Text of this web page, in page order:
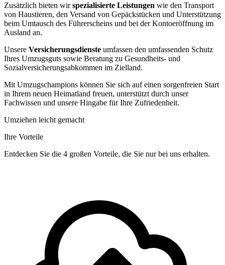
Zusätzlich bieten wirspezialisierte Leistungen wie den Transport
von Haustieren, den Versand von Gepäckstücken und Unterstützung
beim Umtausch des Führerscheins und bei der Kontoeröffnung im
Ausland an.
Unsere Versicherungsdienste umfassen den umfassenden Schutz
Ihres Umzugsguts sowie Beratung zu Gesundheits- und
Sozialversicherungsabkommen im Zielland.
Mit Umzugschampions können Sie sich auf einen sorgenfreien Start
in Ihrem neuen Heimatland freuen, unterstützt durch unser
Fachwissen und unsere Hingabe für Ihre Zufriedenheit.
Umziehen leicht gemacht
Ihre Vorteile
Entdecken Sie die 4 großen Vorteile, die Sie nur bei uns erhalten.